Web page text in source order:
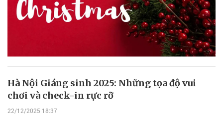
Hà Nội Giáng sinh 2025: Những tọa độ vui
chơi và check-in rực rỡ
22/12/2025 18:37